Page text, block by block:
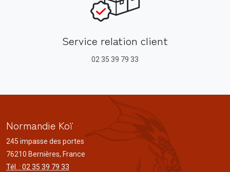
Service relation client
02 35 39 79 33
Normandie Koï
245 impasse des portes
76210 Bernières, France
Tél. : 02 35 39 79 33